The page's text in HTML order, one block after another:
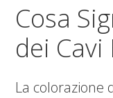
Cosa
dei
La colorazione